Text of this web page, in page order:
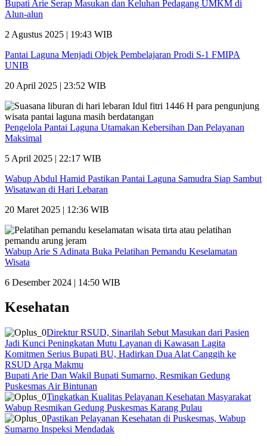
Bupati Arie Serap Masukan dan Keluhan Pedagang UMKM di
Alun-alun
2 Agustus 2025 | 19:43 WIB
Pantai Laguna Menjadi Objek Pembelajaran Prodi S-1 FMIPA
UNIB
20 April 2025 | 23:52 WIB
Pengelola Pantai Laguna Utamakan Kebersihan Dan Pelayanan
Maksimal
5 April 2025 | 22:17 WIB
Wabup Abdul Hamid Pastikan Pantai Laguna Samudra Siap Sambut
Wisatawan di Hari Lebaran
20 Maret 2025 | 12:36 WIB
Wabup Arie S Adinata Buka Pelatihan Pemandu Keselamatan
Wisata
6 Desember 2024 | 14:50 WIB
Kesehatan
Direktur RSUD, Sinarilah Sebut Masukan dari Pasien
Jadi Kunci Peningkatan Mutu Layanan di Kawasan Lagita
Komitmen Serius Bupati BU, Hadirkan Dua Alat Canggih ke
RSUD Arga Makmu
Bupati Arie Dan Wakil Bupati Sumarno, Resmikan Gedung
Puskesmas Air Bintunan
Tingkatkan Kualitas Pelayanan Kesehatan Masyarakat
Wabup Resmikan Gedung Puskesmas Karang Pulau
Pastikan Pelayanan Kesehatan di Puskesmas, Wabup
Sumarno Inspeksi Mendadak